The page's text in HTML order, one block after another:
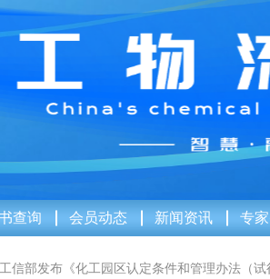
查询 会员动态 新闻资讯 专
工信部发布《化工园区认定条件和管理办法（